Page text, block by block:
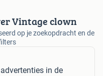
Vintage clown
op je zoekopdracht en de
advertenties in de